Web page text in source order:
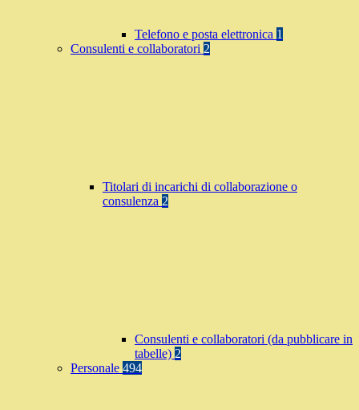
Telefono e posta elettronica 1
Consulenti e collaboratori 2
Titolari di incarichi di collaborazione o
consulenza 2
Consulenti e collaboratori (da pubblicare in
tabelle) 2
Personale 494